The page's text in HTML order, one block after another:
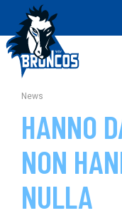
News
HANNO
NON
NULLA